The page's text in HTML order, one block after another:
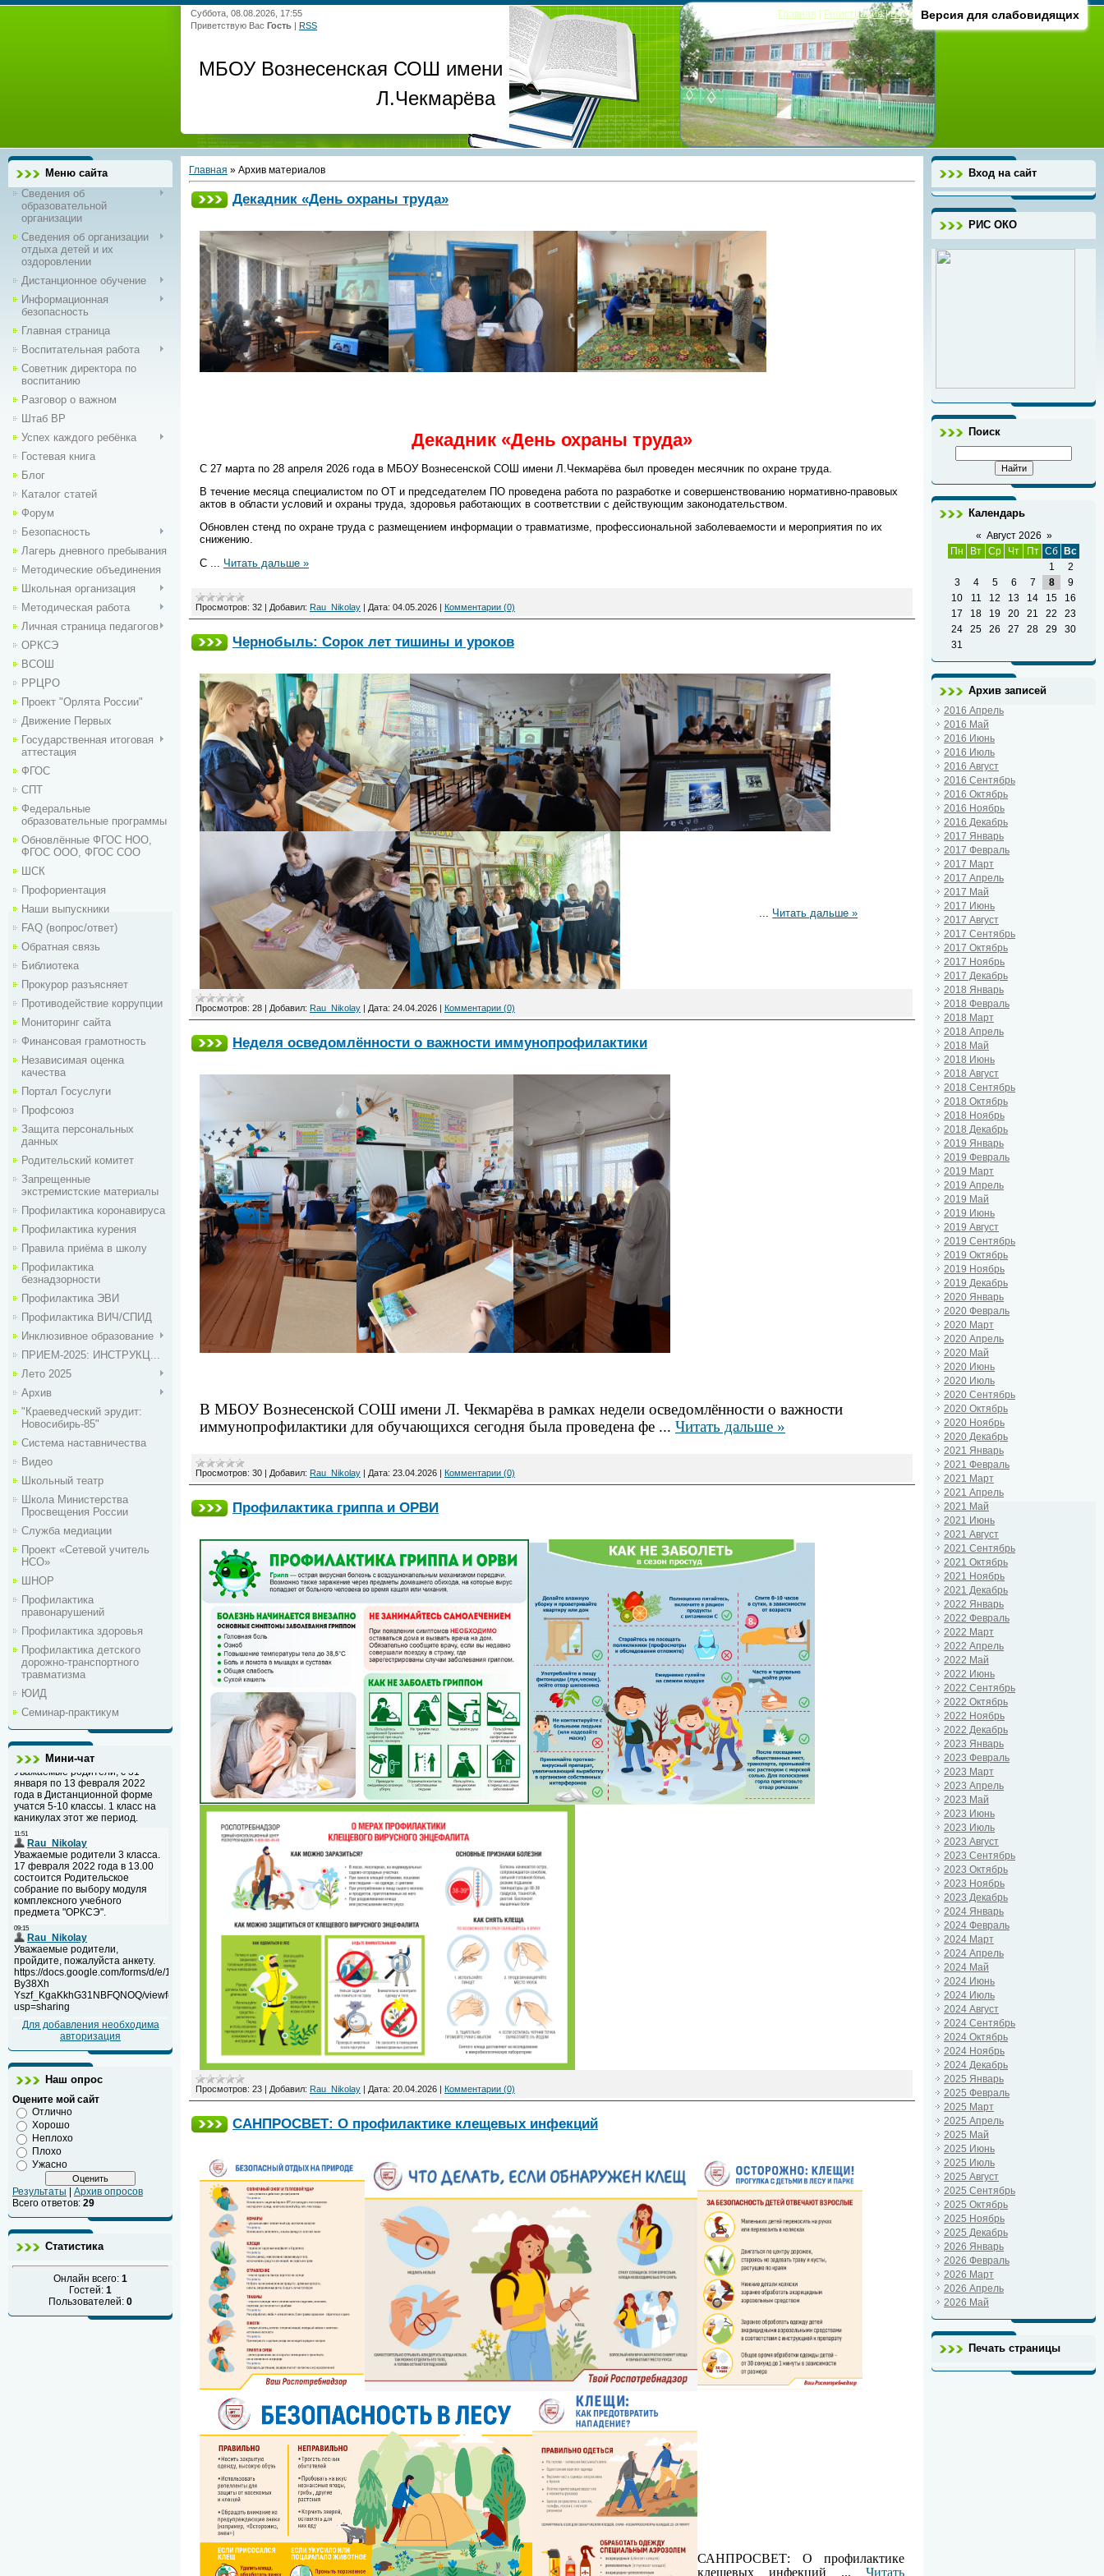
Версия для слабовидящих
Суббота, 08.08.2026, 17:55
Приветствую Вас Гость | RSS
МБОУ Вознесенская СОШ имени
Л.Чекмарёва
Главная Регистрация|Вход
Меню сайта
Сведения об
образовательной
организации
Сведения об организации
отдыха детей и их
оздоровлении
Дистанционное обучение
Информационная
безопасность
Главная страница
Воспитательная работа
Советник директора по
воспитанию
Разговор о важном
Штаб ВР
Успех каждого ребёнка
Гостевая книга
Блог
Каталог статей
Форум
Безопасность
Лагерь дневного пребывания
Методические объединения
Школьная организация
Методическая работа
Личная страница педагогов
ОРКСЭ
ВСОШ
РРЦРО
Проект "Орлята России"
Движение Первых
Государственная итоговая
аттестация
ФГОС
СПТ
Федеральные
образовательные программы
Обновлённые ФГОС НОО,
ФГОС ООО, ФГОС СОО
ШСК
Профориентация
Наши выпускники
FAQ (вопрос/ответ)
Обратная связь
Библиотека
Прокурор разъясняет
Противодействие коррупции
Мониторинг сайта
Финансовая грамотность
Независимая оценка
качества
Портал Госуслуги
Профсоюз
Защита персональных
данных
Родительский комитет
Запрещенные
экстремистские материалы
Профилактика коронавируса
Профилактика курения
Правила приёма в школу
Профилактика
безнадзорности
Профилактика ЭВИ
Профилактика ВИЧ/СПИД
Инклюзивное образование
ПРИЕМ-2025: ИНСТРУКЦ...
Лето 2025
Архив
"Краеведческий эрудит:
Новосибирь-85"
Система наставничества
Видео
Школьный театр
Школа Министерства
Просвещения России
Служба медиации
Проект «Сетевой учитель
НСО»
ШНОР
Профилактика
правонарушений
Профилактика здоровья
Профилактика детского
дорожно-транспортного
травматизма
ЮИД
Семинар-практикум
Мини-чат
Для добавления необходима
авторизация
Наш опрос
Оцените мой сайт
Отлично
Хорошо
Неплохо
Плохо
Ужасно
Результаты
Архив опросов
Всего ответов: 29
Статистика
Онлайн всего: 1
Гостей: 1
Пользователей: 0
Главная » Архив материалов
Декадник «День охраны труда»
Декадник «День охраны труда»
С 27 марта по 28 апреля 2026 года в МБОУ Вознесенской СОШ имени Л.Чекмарёва был проведен месячник по охране труда.
В течение месяца специалистом по ОТ и председателем ПО проведена работа по разработке и совершенствованию нормативно-правовых
актов в области условий и охраны труда, здоровья работающих в соответствии с действующим законодательством.
Обновлен стенд по охране труда с размещением информации о травматизме, профессиональной заболеваемости и мероприятия по их
снижению.
С
Читать дальше »
Просмотров: 32 | Добавил: Rau_Nikolay | Дата: 04.05.2026 | Комментарии (0)
Чернобыль: Сорок лет тишины и уроков
Читать дальше »
Просмотров: 28 Добавил: Rau_Nikolay Дата: 24.04.2026 Комментарии (0)
Неделя осведомлённости о важности иммунопрофилактики
В МБОУ Вознесенской СОШ имени Л. Чекмарёва в рамках недели осведомлённости о важности
иммунопрофилактики для обучающихся сегодня была проведена фе ... Читать дальше »
Просмотров: 30 | Добавил: Rau_Nikolay | Дата: 23.04.2026 | Комментарии (0)
Профилактика гриппа и ОРВИ
Просмотров: 23 Добавил: Rau_Nikolay Дата: 20.04.2026 Комментарии (0)
САНПРОСВЕТ: О профилактике клещевых инфекций
САНПРОСВЕТ: О профилактике
клещевых инфекций
... Читать
Вход на сайт
РИС ОКО
Поиск
Календарь
« Август 2026 »
Пн
Вт Ср Чт Пт Сб
Вс
1
2
3
4 5 6 7 8
9
10
11 12 13 14 15
16
17
18 19 20 21 22
23
24
25 26 27 28 29
30
31
Архив записей
2016 Апрель
2016 Май
2016 Июнь
2016 Июль
2016 Август
2016 Сентябрь
2016 Октябрь
2016 Ноябрь
2016 Декабрь
2017 Январь
2017 Февраль
2017 Март
2017 Апрель
2017 Май
2017 Июнь
2017 Август
2017 Сентябрь
2017 Октябрь
2017 Ноябрь
2017 Декабрь
2018 Январь
2018 Февраль
2018 Март
2018 Апрель
2018 Май
2018 Июнь
2018 Август
2018 Сентябрь
2018 Октябрь
2018 Ноябрь
2018 Декабрь
2019 Январь
2019 Февраль
2019 Март
2019 Апрель
2019 Май
2019 Июнь
2019 Август
2019 Сентябрь
2019 Октябрь
2019 Ноябрь
2019 Декабрь
2020 Январь
2020 Февраль
2020 Март
2020 Апрель
2020 Май
2020 Июнь
2020 Июль
2020 Сентябрь
2020 Октябрь
2020 Ноябрь
2020 Декабрь
2021 Январь
2021 Февраль
2021 Март
2021 Апрель
2021 Май
2021 Июнь
2021 Август
2021 Сентябрь
2021 Октябрь
2021 Ноябрь
2021 Декабрь
2022 Январь
2022 Февраль
2022 Март
2022 Апрель
2022 Май
2022 Июнь
2022 Сентябрь
2022 Октябрь
2022 Ноябрь
2022 Декабрь
2023 Январь
2023 Февраль
2023 Март
2023 Апрель
2023 Май
2023 Июнь
2023 Июль
2023 Август
2023 Сентябрь
2023 Октябрь
2023 Ноябрь
2023 Декабрь
2024 Январь
2024 Февраль
2024 Март
2024 Апрель
2024 Май
2024 Июнь
2024 Июль
2024 Август
2024 Сентябрь
2024 Октябрь
2024 Ноябрь
2024 Декабрь
2025 Январь
2025 Февраль
2025 Март
2025 Апрель
2025 Май
2025 Июнь
2025 Июль
2025 Август
2025 Сентябрь
2025 Октябрь
2025 Ноябрь
2025 Декабрь
2026 Январь
2026 Февраль
2026 Март
2026 Апрель
2026 Май
Печать страницы